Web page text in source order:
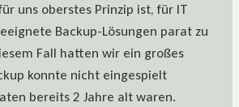
uns oberstes Prinzip ist, für IT
Backup-Lösungen parat zu
Fall hatten wir ein großes
konnte nicht eingespielt
bereits 2 Jahre alt waren.